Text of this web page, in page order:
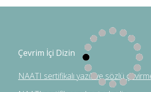
Çevrim İçi Dizin
NAATI sertifikalı yazılı ve sözlü